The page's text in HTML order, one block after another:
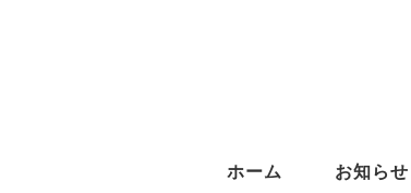
ホーム お知らせ